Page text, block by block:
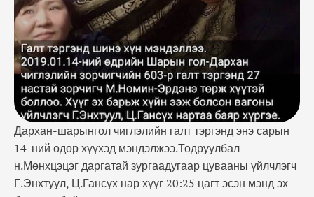
…
Дархан-шарынгол чиглэлийн галт тэргэнд энэ сарын
14-ний өдөр хүүхэд мэндэлжээ.Тодруулбал
н.Мөнхцэцэг даргатай зургаадугаар цувааны үйлчлэгч
Г.Энхтуул, Ц.Гансүх нар хүүг 20:25 цагт эсэн мэнд эх